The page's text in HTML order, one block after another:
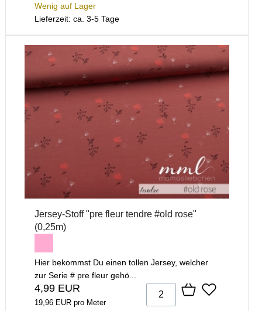
Wenig auf Lager
Lieferzeit: ca. 3-5 Tage
Jersey-Stoff "pre fleur tendre #old rose"
(0,25m)
Hier bekommst Du einen tollen Jersey, welcher
zur Serie # pre fleur gehö...
4,99 EUR
19,96 EUR pro Meter